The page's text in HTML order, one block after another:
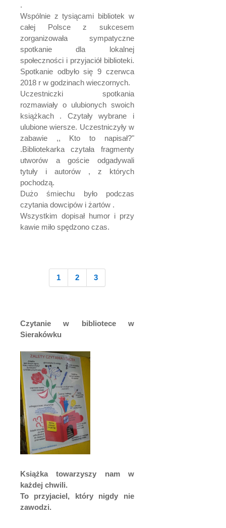
.
Wspólnie z tysiącami bibliotek w
całej Polsce z sukcesem
zorganizowała sympatyczne
spotkanie dla lokalnej
społeczności i przyjaciół biblioteki.
Spotkanie odbyło się 9 czerwca
2018 r w godzinach wieczornych.
Uczestniczki spotkania
rozmawiały o ulubionych swoich
książkach . Czytały wybrane i
ulubione wiersze. Uczestniczyły w
zabawie ,, Kto to napisał?"
.Bibliotekarka czytała fragmenty
utworów a goście odgadywali
tytuły i autorów , z których
pochodzą.
Dużo śmiechu było podczas
czytania dowcipów i żartów .
Wszystkim dopisał humor i przy
kawie miło spędzono czas.
1 2 3
Czytanie w bibliotece w
Sierakówku
Książka towarzyszy nam w
każdej chwili.
To przyjaciel, który nigdy nie
zawodzi.